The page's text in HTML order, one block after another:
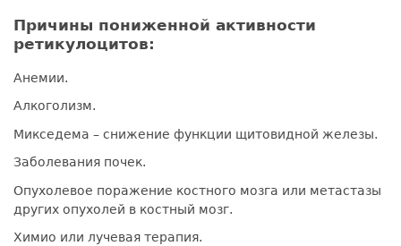
Причины пониженной активности
ретикулоцитов:
Анемии.
Алкоголизм.
Микседема – снижение функции щитовидной железы.
Заболевания почек.
Опухолевое поражение костного мозга или метастазы
других опухолей в костный мозг.
Химио или лучевая терапия.